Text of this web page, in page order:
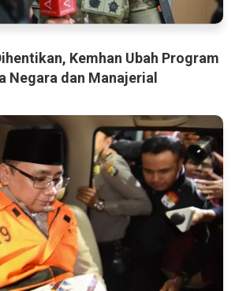
Kemhan Ubah Program
Negara dan Manajerial